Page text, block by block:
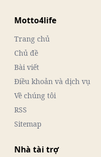
Motto4life
Trang chủ
Chủ đề
Bài viết
Điều khoản và dịch vụ
Về chúng tôi
RSS
Sitemap
Nhà tài trợ